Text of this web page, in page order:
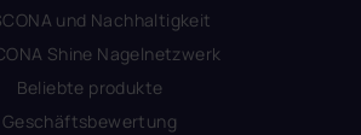
und Nachhaltigkeit
Shine Nagelnetzwerk
Beliebte produkte
Geschäftsbewertung